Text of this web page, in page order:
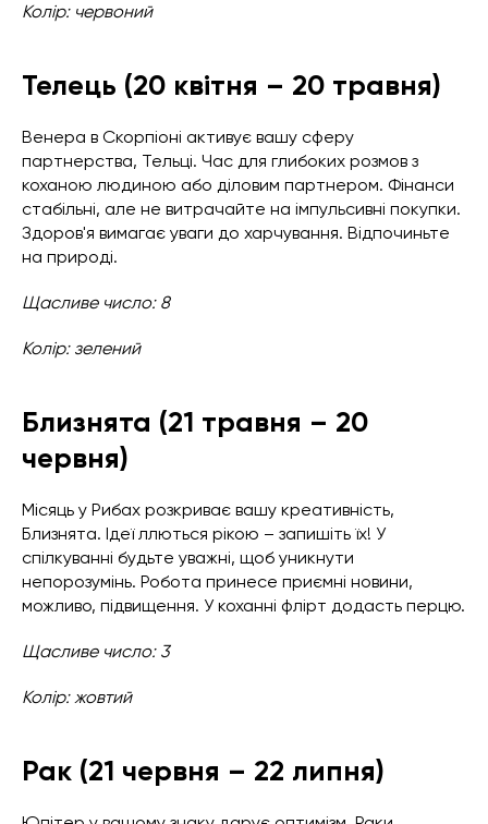
Колір: червоний
Телець (20 квітня – 20 травня)
Венера в Скорпіоні активує вашу сферу
партнерства, Тельці. Час для глибоких розмов з
коханою людиною або діловим партнером. Фінанси
стабільні, але не витрачайте на імпульсивні покупки.
Здоров'я вимагає уваги до харчування. Відпочиньте
на природі.
Щасливе число: 8
Колір: зелений
Близнята (21 травня – 20
червня)
Місяць у Рибах розкриває вашу креативність,
Близнята. Ідеї ллються рікою – запишіть їх! У
спілкуванні будьте уважні, щоб уникнути
непорозумінь. Робота принесе приємні новини,
можливо, підвищення. У коханні флірт додасть перцю.
Щасливе число: 3
Колір: жовтий
Рак (21 червня – 22 липня)